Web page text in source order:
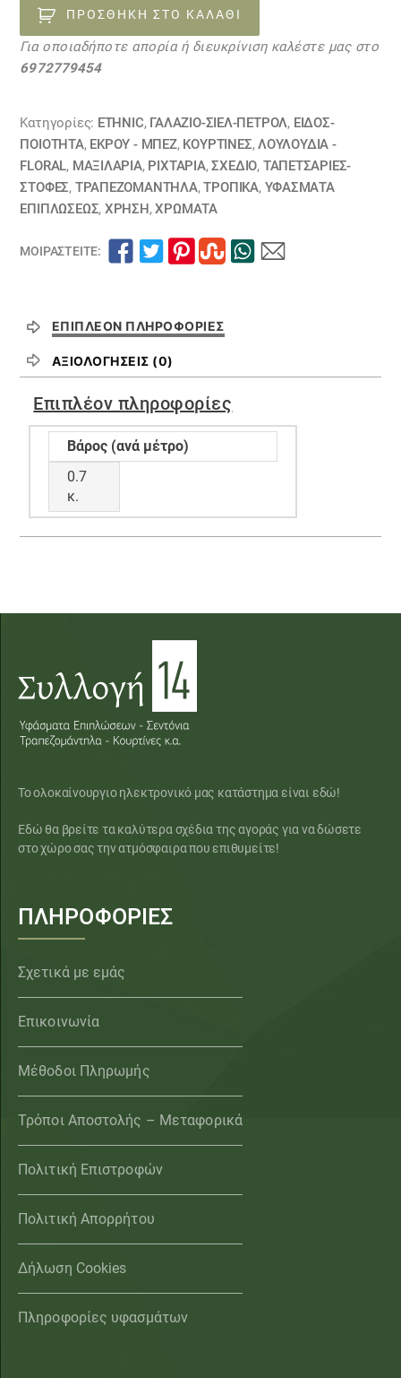
RAYSA
13112110
ΕΞΑΝΤΛΗΘΗΚΕ
ΠΡΟΣΘΉΚΗ ΣΤΟ ΚΑΛΆΘΙ
Για οποιαδήποτε απορία ή διευκρίνιση καλέστε μας στο
6972779454
Κατηγορίες: ETHNIC, ΓΑΛΑΖΙΟ-ΣΙΕΛ-ΠΕΤΡΟΛ, ΕΙΔΟΣ-
ΠΟΙΟΤΗΤΑ, ΕΚΡΟΥ - ΜΠΕΖ, ΚΟΥΡΤΊΝΕΣ,ΛΟΥΛΟΎΔΙΑ -
FLORAL, ΜΑΞΙΛΆΡΙΑ, ΡΙΧΤΆΡΙΑ,ΣΧΕΔΙΟ, ΤΑΠΕΤΣΑΡΙΕΣ-
ΣΤΟΦΕΣ, ΤΡΑΠΕΖΟΜΆΝΤΗΛΑ,ΤΡΟΠΙΚΑ, ΥΦΆΣΜΑΤΑ
ΕΠΙΠΛΏΣΕΩΣ, ΧΡΗΣΗ ,ΧΡΏΜΑΤΑ
ΜΟΙΡΑΣΤΕΊΤΕ:
ΕΠΙΠΛΈΟΝ ΠΛΗΡΟΦΟΡΊΕΣ
ΑΞΙΟΛΟΓΉΣΕΙΣ (0)
Επιπλέον πληροφορίες
Βάρος (ανά μέτρο)
0.7
κ.
Το ολοκαίνουργιο ηλεκτρονικό μας κατάστημα είναι εδώ!
Εδώ θα βρείτε τα καλύτερα σχέδια της αγοράς για να δώσετε
στο χώρο σας την ατμόσφαιρα που επιθυμείτε!
ΠΛΗΡΟΦΟΡΙΕΣ
Σχετικά με εμάς
Επικοινωνία
Μέθοδοι Πληρωμής
Τρόποι Αποστολής – Μεταφορικά
Πολιτική Επιστροφών
Πολιτική Απορρήτου
Δήλωση Cookies
Πληροφορίες υφασμάτων